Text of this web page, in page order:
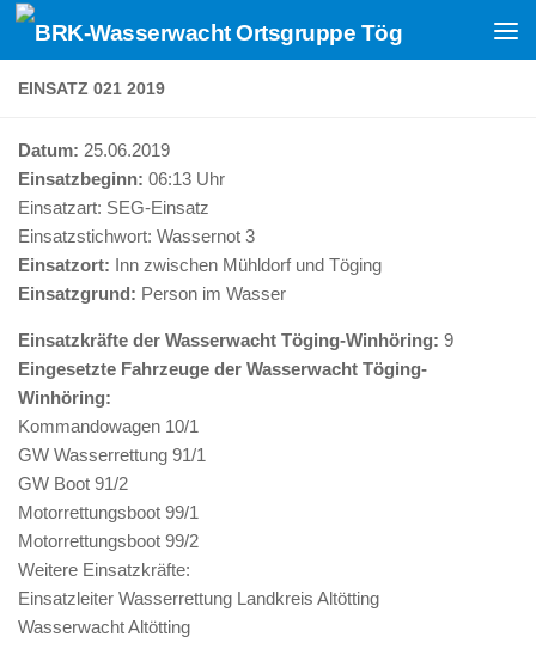
Zum Inhalt springen
EINSATZ 021 2019
Datum: 25.06.2019
Einsatzbeginn: 06:13 Uhr
Einsatzart: SEG-Einsatz
Einsatzstichwort: Wassernot 3
Einsatzort: Inn zwischen Mühldorf und Töging
Einsatzgrund: Person im Wasser
Einsatzkräfte der Wasserwacht Töging-Winhöring: 9
Eingesetzte Fahrzeuge der Wasserwacht Töging-
Winhöring:
Kommandowagen 10/1
GW Wasserrettung 91/1
GW Boot 91/2
Motorrettungsboot 99/1
Motorrettungsboot 99/2
Weitere Einsatzkräfte:
Einsatzleiter Wasserrettung Landkreis Altötting
Wasserwacht Altötting